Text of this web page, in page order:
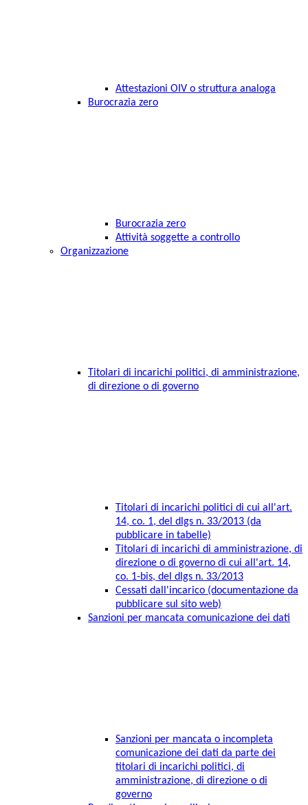
Attestazioni OIV o struttura analoga
Burocrazia zero
Burocrazia zero
Attività soggette a controllo
Organizzazione
Titolari di incarichi politici, di amministrazione,
di direzione o di governo
Titolari di incarichi politici di cui all'art.
14, co. 1, del dlgs n. 33/2013 (da
pubblicare in tabelle)
Titolari di incarichi di amministrazione, di
direzione o di governo di cui all'art. 14,
co. 1-bis, del dlgs n. 33/2013
Cessati dall'incarico (documentazione da
pubblicare sul sito web)
Sanzioni per mancata comunicazione dei dati
Sanzioni per mancata o incompleta
comunicazione dei dati da parte dei
titolari di incarichi politici, di
amministrazione, di direzione o di
governo